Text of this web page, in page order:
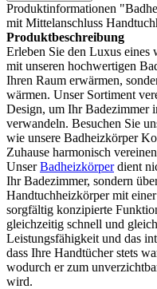
Produktinformationen
mit Mittelanschluss
Produktbeschreibung
Erleben Sie den Luxus eines
mit unseren hochwertigen
Ihren Raum erwärmen,
wärmen. Unser Sortiment
Design, um Ihr Badezimmer
verwandeln. Besuchen Sie
wie unsere Badheizkörper
Zuhause harmonisch
UnserBadheizkörperdient
Ihr Badezimmer, sondern
Handtuchheizkörper mit
sorgfältig konzipierte
gleichzeitig schnell und
Leistungsfähigkeit und das
dass Ihre Handtücher stets
wodurch er zum
wird.